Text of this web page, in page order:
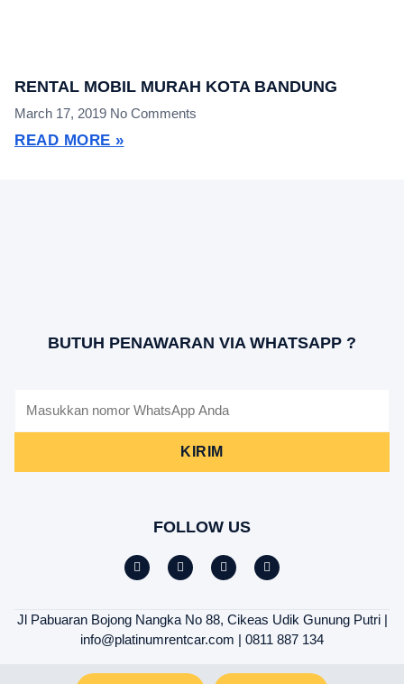
RENTAL MOBIL MURAH KOTA BANDUNG
March 17, 2019 No Comments
READ MORE »
BUTUH PENAWARAN VIA WHATSAPP ?
KIRIM
FOLLOW US
Jl Pabuaran Bojong Nangka No 88, Cikeas Udik Gunung Putri |
info@platinumrentcar.com | 0811 887 134